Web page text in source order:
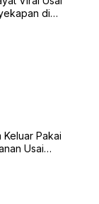
di
Keluar Pakai
Usai